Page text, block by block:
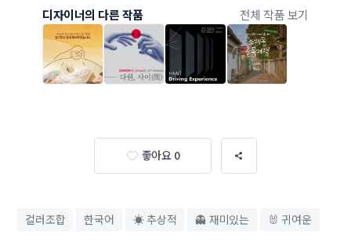
디자이너의 다른 작품 전체 작품 보기
좋아요 0
컬러조합 한국어 ☀ 추상적 👻 재미있는 🐰 귀여운